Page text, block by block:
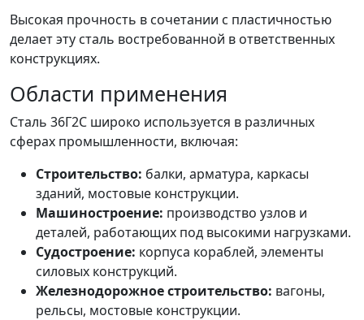
Высокая прочность в сочетании с пластичностью
делает эту сталь востребованной в ответственных
конструкциях.
Области применения
Сталь 36Г2С широко используется в различных
сферах промышленности, включая:
Строительство: балки, арматура, каркасы
зданий, мостовые конструкции.
Машиностроение: производство узлов и
деталей, работающих под высокими нагрузками.
Судостроение: корпуса кораблей, элементы
силовых конструкций.
Железнодорожное строительство: вагоны,
рельсы, мостовые конструкции.